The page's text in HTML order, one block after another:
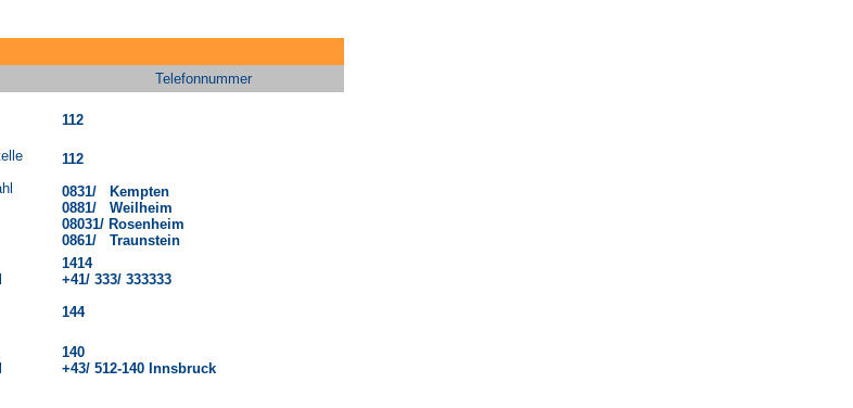
Telefonnummer
112
112
0831/ Kempten
0881/ Weilheim
08031/ Rosenheim
0861/ Traunstein
1414
+41/ 333/ 333333
144
140
+43/ 512-140 Innsbruck